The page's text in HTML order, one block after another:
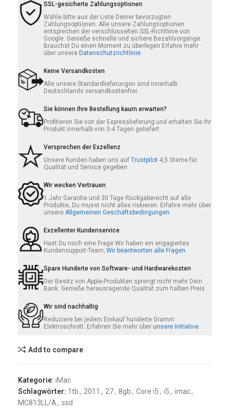
SSL-gesicherte Zahlungsoptionen
Wähle bitte aus der Liste Deiner bevorzugten
Zahlungsoptionen. Alle unsere Zahlungsoptionen
entsprechen der verschlüsselten SSL-Richtlinie von
Google. Genieße schnelle und sichere Bezahlvorgänge.
Brauchst Du einen Moment zu überlegen Erfahre mehr
über unsere Datenschutzrichtlinie.
Keine Versandkosten
Alle unsere Standardlieferungen sind innerhalb
Deutschlands versandkostenfrei.
Sie können Ihre Bestellung kaum erwarten?
Profitieren Sie von der Expresslieferung und erhalten Sie Ihr
Produkt innerhalb von 3-4 Tagen geliefert
Versprechen der Exzellenz
Unsere Kunden haben uns auf Trustpilot 4,5 Sterne für
Qualität und Service gegeben
Wir wecken Vertrauen
1 Jahr Garantie und 30 Tage Rückgaberecht auf alle
Produkte, Du musst nicht alles riskieren. Erfahre mehr über
unsere Allgemeinen Geschäftsbedingungen
Exzellenter Kundenservice
Hast Du noch eine Frage Wir haben ein engagiertes
Kundensupport-Team; Wir beantworten alle Fragen.
Spare Hunderte von Software- und Hardwarekosten
Der Besitz von Apple-Produkten sprengt nicht mehr Dein
Bank. Genieße herausragende Qualität zum halben Preis
Wir sind nachhaltig
Reduziere bei jedem Einkauf hunderte Gramm
Elektroschrott. Erfahren Sie mehr über unsere Initiative
Add to compare
Kategorie: iMac
Schlagwörter: 1tb, 2011 , 27, 8gb, Core i5, i5, imac,
MC813LL/A, ssd